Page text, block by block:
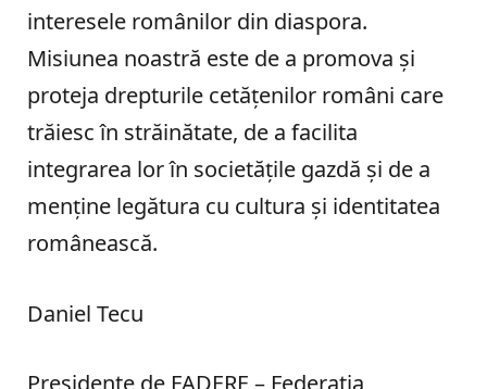
interesele românilor din diaspora.
Misiunea noastră este de a promova și
proteja drepturile cetățenilor români care
trăiesc în străinătate, de a facilita
integrarea lor în societățile gazdă și de a
menține legătura cu cultura și identitatea
românească.
Daniel Tecu